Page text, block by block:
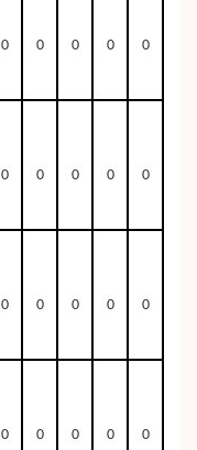
0 0 0 0 0
0 0 0 0 0
0 0 0 0 0
0 0 0 0 0